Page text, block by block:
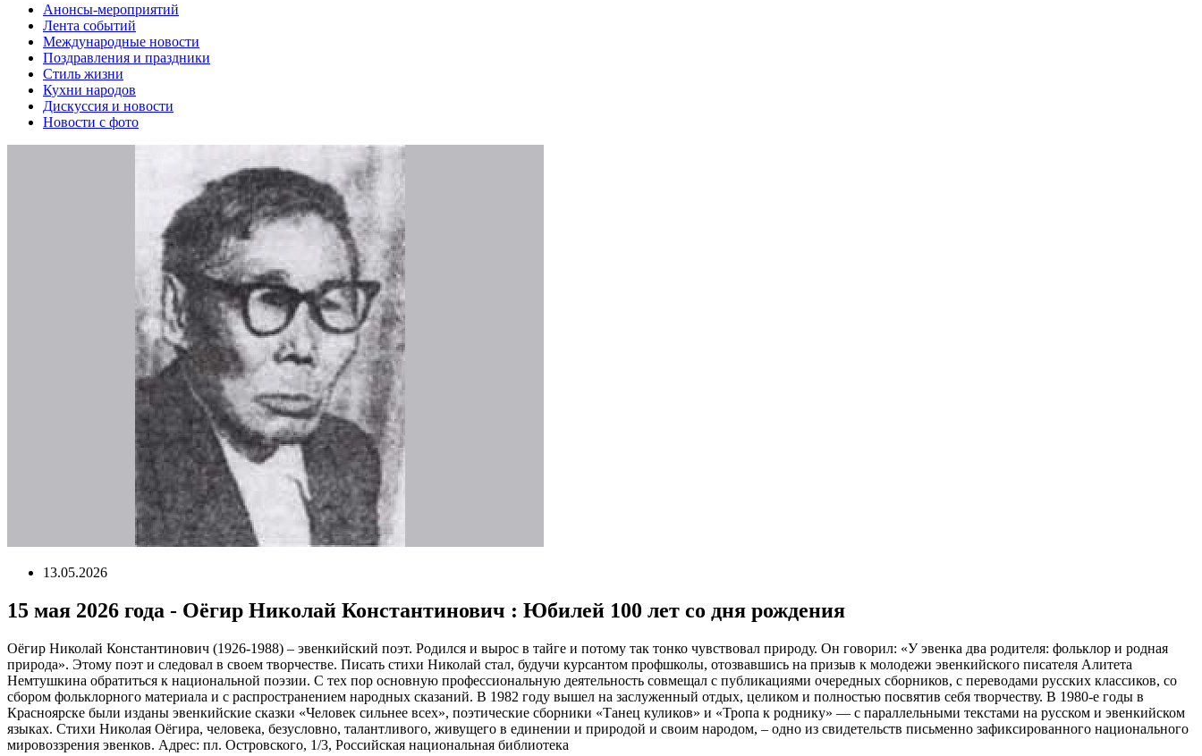
Анонсы-мероприятий
Лента событий
Международные новости
Поздравления и праздники
Cтиль жизни
Кухни народов
Дискуссия и новости
Новости с фото
13.05.2026
15 мая 2026 года - Оёгир Николай Константинович : Юбилей 100 лет со дня рождения
Оёгир Николай Константинович (1926-1988) – эвенкийский поэт. Родился и вырос в тайге и потому так тонко чувствовал природу. Он говорил: «У эвенка два родителя: фольклор и родная
природа». Этому поэт и следовал в своем творчестве. Писать стихи Николай стал, будучи курсантом профшколы, отозвавшись на призыв к молодежи эвенкийского писателя Алитета
Немтушкина обратиться к национальной поэзии. С тех пор основную профессиональную деятельность совмещал с публикациями очередных сборников, с переводами русских классиков, со
сбором фольклорного материала и с распространением народных сказаний. В 1982 году вышел на заслуженный отдых, целиком и полностью посвятив себя творчеству. В 1980-е годы в
Красноярске были изданы эвенкийские сказки «Человек сильнее всех», поэтические сборники «Танец куликов» и «Тропа к роднику» — с параллельными текстами на русском и эвенкийском
языках. Стихи Николая Оёгира, человека, безусловно, талантливого, живущего в единении и природой и своим народом, – одно из свидетельств письменно зафиксированного национального
мировоззрения эвенков. Адрес: пл. Островского, 1/3, Российская национальная библиотека